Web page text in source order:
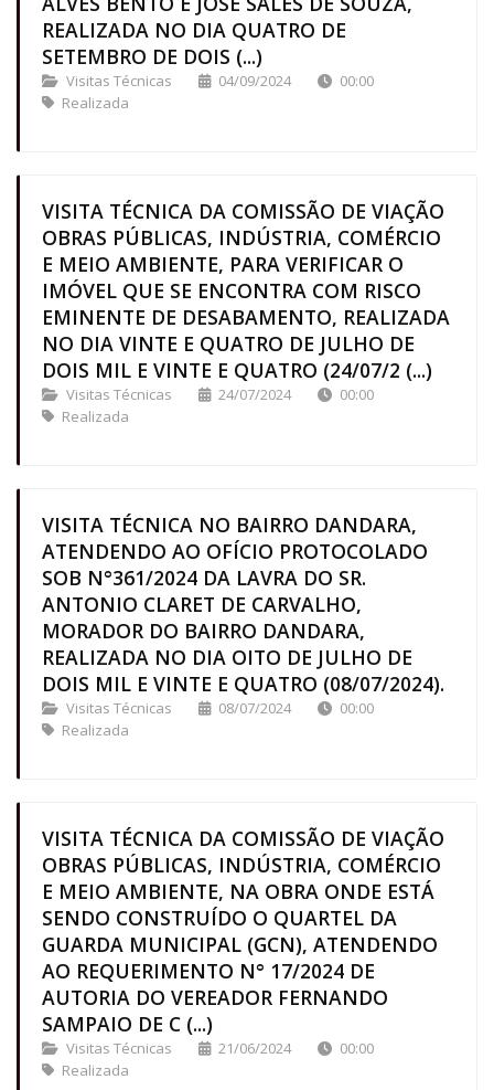
REALIZADA NO DIA QUATRO DE
SETEMBRO DE DOIS (...)
Visitas Técnicas 04/09/2024
00:00
Realizada
VISITA TÉCNICA DA COMISSÃO DE VIAÇÃO
OBRAS PÚBLICAS, INDÚSTRIA, COMÉRCIO
E MEIO AMBIENTE, PARA VERIFICAR O
IMÓVEL QUE SE ENCONTRA COM RISCO
EMINENTE DE DESABAMENTO, REALIZADA
NO DIA VINTE E QUATRO DE JULHO DE
DOIS MIL E VINTE E QUATRO (24/07/2 (...)
Visitas Técnicas 24/07/2024
00:00
Realizada
VISITA TÉCNICA NO BAIRRO DANDARA,
ATENDENDO AO OFÍCIO PROTOCOLADO
SOB N°361/2024 DA LAVRA DO SR.
ANTONIO CLARET DE CARVALHO,
MORADOR DO BAIRRO DANDARA,
REALIZADA NO DIA OITO DE JULHO DE
DOIS MIL E VINTE E QUATRO (08/07/2024).
Visitas Técnicas 08/07/2024
00:00
Realizada
VISITA TÉCNICA DA COMISSÃO DE VIAÇÃO
OBRAS PÚBLICAS, INDÚSTRIA, COMÉRCIO
E MEIO AMBIENTE, NA OBRA ONDE ESTÁ
SENDO CONSTRUÍDO O QUARTEL DA
GUARDA MUNICIPAL (GCN), ATENDENDO
AO REQUERIMENTO N° 17/2024 DE
AUTORIA DO VEREADOR FERNANDO
SAMPAIO DE C (...)
Visitas Técnicas 21/06/2024
00:00
Realizada